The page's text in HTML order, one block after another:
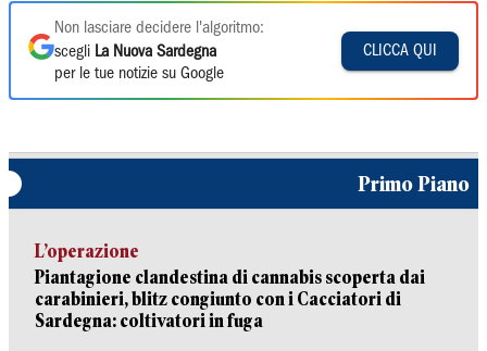
Non lasciare decidere l'algoritmo:
scegli La Nuova Sardegna
per le tue notizie su Google
CLICCA QUI
Primo Piano
L’operazione
Piantagione clandestina di cannabis scoperta dai
carabinieri, blitz congiunto con i Cacciatori di
Sardegna: coltivatori in fuga